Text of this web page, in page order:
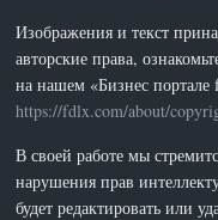
Изображения и текст
авторские права,
на нашем «Бизнес
https://fdlx.com/about/
В своей работе мы
нарушения прав
будет редактировать или